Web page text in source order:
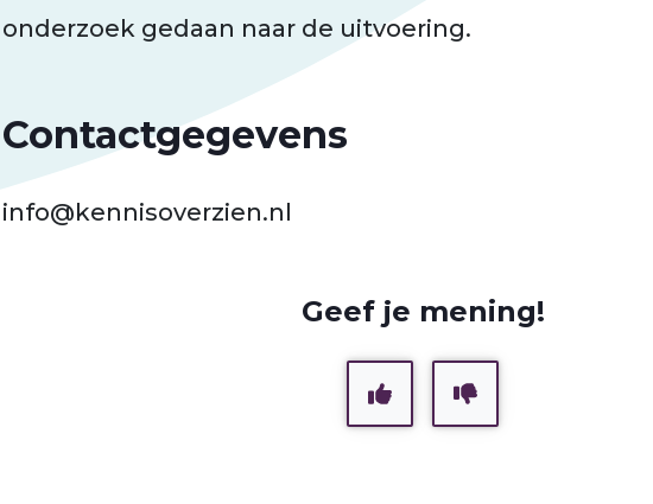
onderzoek gedaan naar de uitvoering.
Contactgegevens
info@kennisoverzien.nl
Geef je mening!